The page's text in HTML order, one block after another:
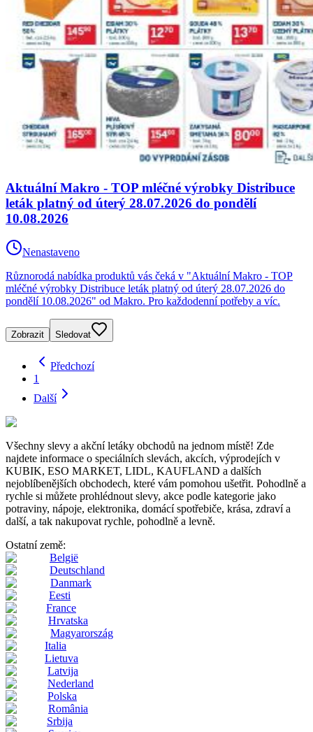
Aktuální Makro - TOP mléčné výrobky Distribuce
leták platný od úterý 28.07.2026 do pondělí
10.08.2026
Nenastaveno
Různorodá nabídka produktů vás čeká v "Aktuální Makro - TOP
mléčné výrobky Distribuce leták platný od úterý 28.07.2026 do
pondělí 10.08.2026" od Makro. Pro každodenní potřeby a víc.
Zobrazit Sledovat
Předchozí
1
Další
Všechny slevy a akční letáky obchodů na jednom místě! Zde
najdete informace o speciálních slevách, akcích, výprodejích v
KUBIK, ESO MARKET, LIDL, KAUFLAND a dalších
nejoblíbenějších obchodech, které vám pomohou ušetřit. Pohodlně a
rychle si můžete prohlédnout slevy, akce podle kategorie jako
potraviny, nápoje, elektronika, domácí spotřebiče, krása, zdraví a
další, a tak nakupovat rychle, pohodlně a levně.
Ostatní země:
België
Deutschland
Danmark
Eesti
France
Hrvatska
Magyarország
Italia
Lietuva
Latvija
Nederland
Polska
România
Srbija